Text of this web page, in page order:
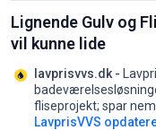
Lignende Gulv og
vil kunne lide
lavprisvvs.dk -
fliseprojekt; spar
LavprisVVS